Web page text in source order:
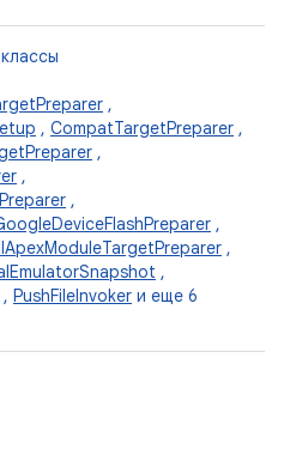
,
, CompatTargetPreparer ,
,
,
,
,
,
,
, PushFileInvoker и еще 6